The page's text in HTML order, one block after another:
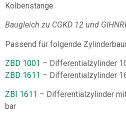
Kolbenstange
Baugleich zu CGKD 12 und
Passend für folgende
ZBD 1001 – Differentialzylinder
ZBD 1611 – Differentialzylinder
ZBI 1611 – Differentialzylinder
bar